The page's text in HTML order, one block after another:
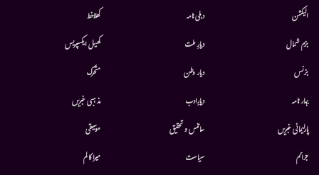
الیکشن
بزم شمال
بزنس
بہار نامہ
پارلیمانی خبریں
جرائم
دہلی نامہ
دیارِ ملت
دیار وطن
دیارِادب
سائنس و تحقیق
سیاست
کھلاخط
کھیل ایکسپریس
متحرك
مذہبی خبریں
موسيقى
میرا کالم